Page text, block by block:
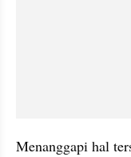
Menanggapi hal